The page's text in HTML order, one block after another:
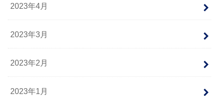
2023年4月
2023年3月
2023年2月
2023年1月